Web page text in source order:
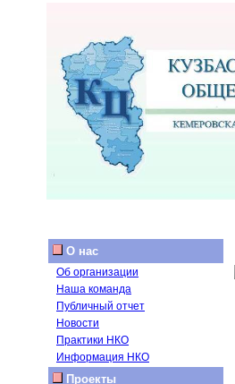
О нас
Об организации
Наша команда
Публичный отчет
Новости
Практики НКО
Информация НКО
Проекты